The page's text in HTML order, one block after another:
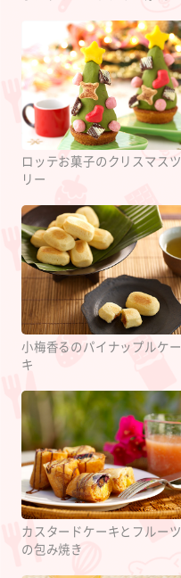
ロッテお菓子のクリスマスツ
リー
小梅香るのパイナップルケー
キ
カスタードケーキとフルーツ
の包み焼き